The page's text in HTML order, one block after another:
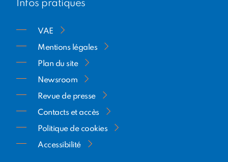
Infos pratiques
VAE
Mentions légales
Plan du site
Newsroom
Revue de presse
Contacts et accès
Politique de cookies
Accessibilité